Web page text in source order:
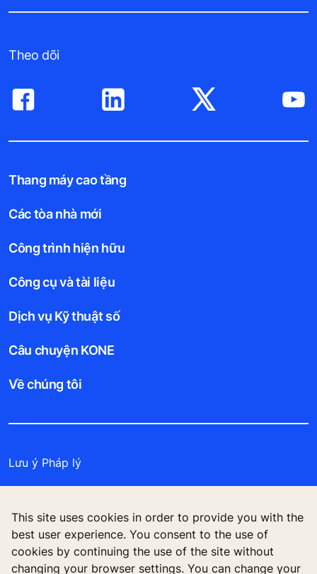
This site uses cookies in order to provide you with the
best user experience. You consent to the use of
cookies by continuing the use of the site without
changing your browser settings. You can change your
Theo dõi
Thang máy cao tầng
Các tòa nhà mới
Công trình hiện hữu
Công cụ và tài liệu
Dịch vụ Kỹ thuật số
Câu chuyện KONE
Về chúng tôi
Lưu ý Pháp lý
Cam kết Bảo mật
Quản lý tùy chọn cookie